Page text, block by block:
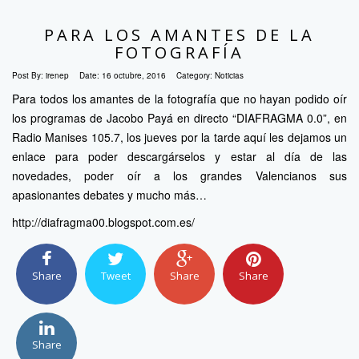
PARA LOS AMANTES DE LA
FOTOGRAFÍA
Post By: irenep Date: 16 octubre, 2016 Category: Noticias
Para todos los amantes de la fotografía que no hayan podido oír
los programas de Jacobo Payá en directo “DIAFRAGMA 0.0”, en
Radio Manises 105.7, los jueves por la tarde aquí les dejamos un
enlace para poder descargárselos y estar al día de las
novedades, poder oír a los grandes Valencianos sus
apasionantes debates y mucho más…
http://diafragma00.blogspot.com.es/
Share Tweet Share Share
Share